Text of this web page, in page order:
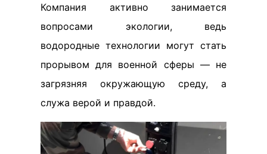
Компания активно занимается
вопросами экологии, ведь
водородные технологии могут стать
прорывом для военной сферы — не
загрязняя окружающую среду, а
служа верой и правдой.